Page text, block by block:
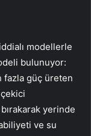
modellerle
bulunuyor:
fazla güç üreten
yerinde
ve su